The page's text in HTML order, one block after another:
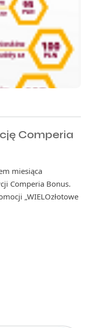
Comperia
miesiąca
Comperia Bonus.
„WIELOzłotowe